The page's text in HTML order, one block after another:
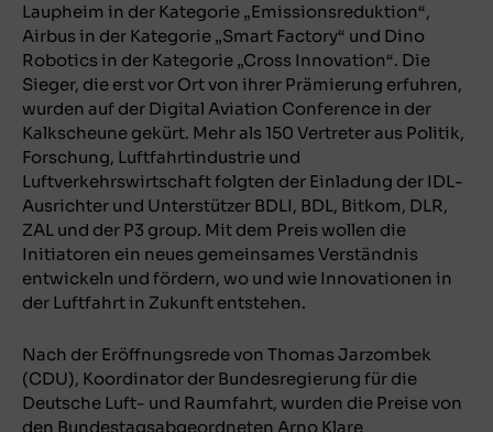
Laupheim in der Kategorie „Emissionsreduktion“,
Airbus in der Kategorie „Smart Factory“ und Dino
Robotics in der Kategorie „Cross Innovation“. Die
Sieger, die erst vor Ort von ihrer Prämierung erfuhren,
wurden auf der Digital Aviation Conference in der
Kalkscheune gekürt. Mehr als 150 Vertreter aus Politik,
Forschung, Luftfahrtindustrie und
Luftverkehrswirtschaft folgten der Einladung der IDL-
Ausrichter und Unterstützer BDLI, BDL, Bitkom, DLR,
ZAL und der P3 group. Mit dem Preis wollen die
Initiatoren ein neues gemeinsames Verständnis
entwickeln und fördern, wo und wie Innovationen in
der Luftfahrt in Zukunft entstehen.
Nach der Eröffnungsrede von Thomas Jarzombek
(CDU), Koordinator der Bundesregierung für die
Deutsche Luft- und Raumfahrt, wurden die Preise von
den Bundestagsabgeordneten Arno Klare